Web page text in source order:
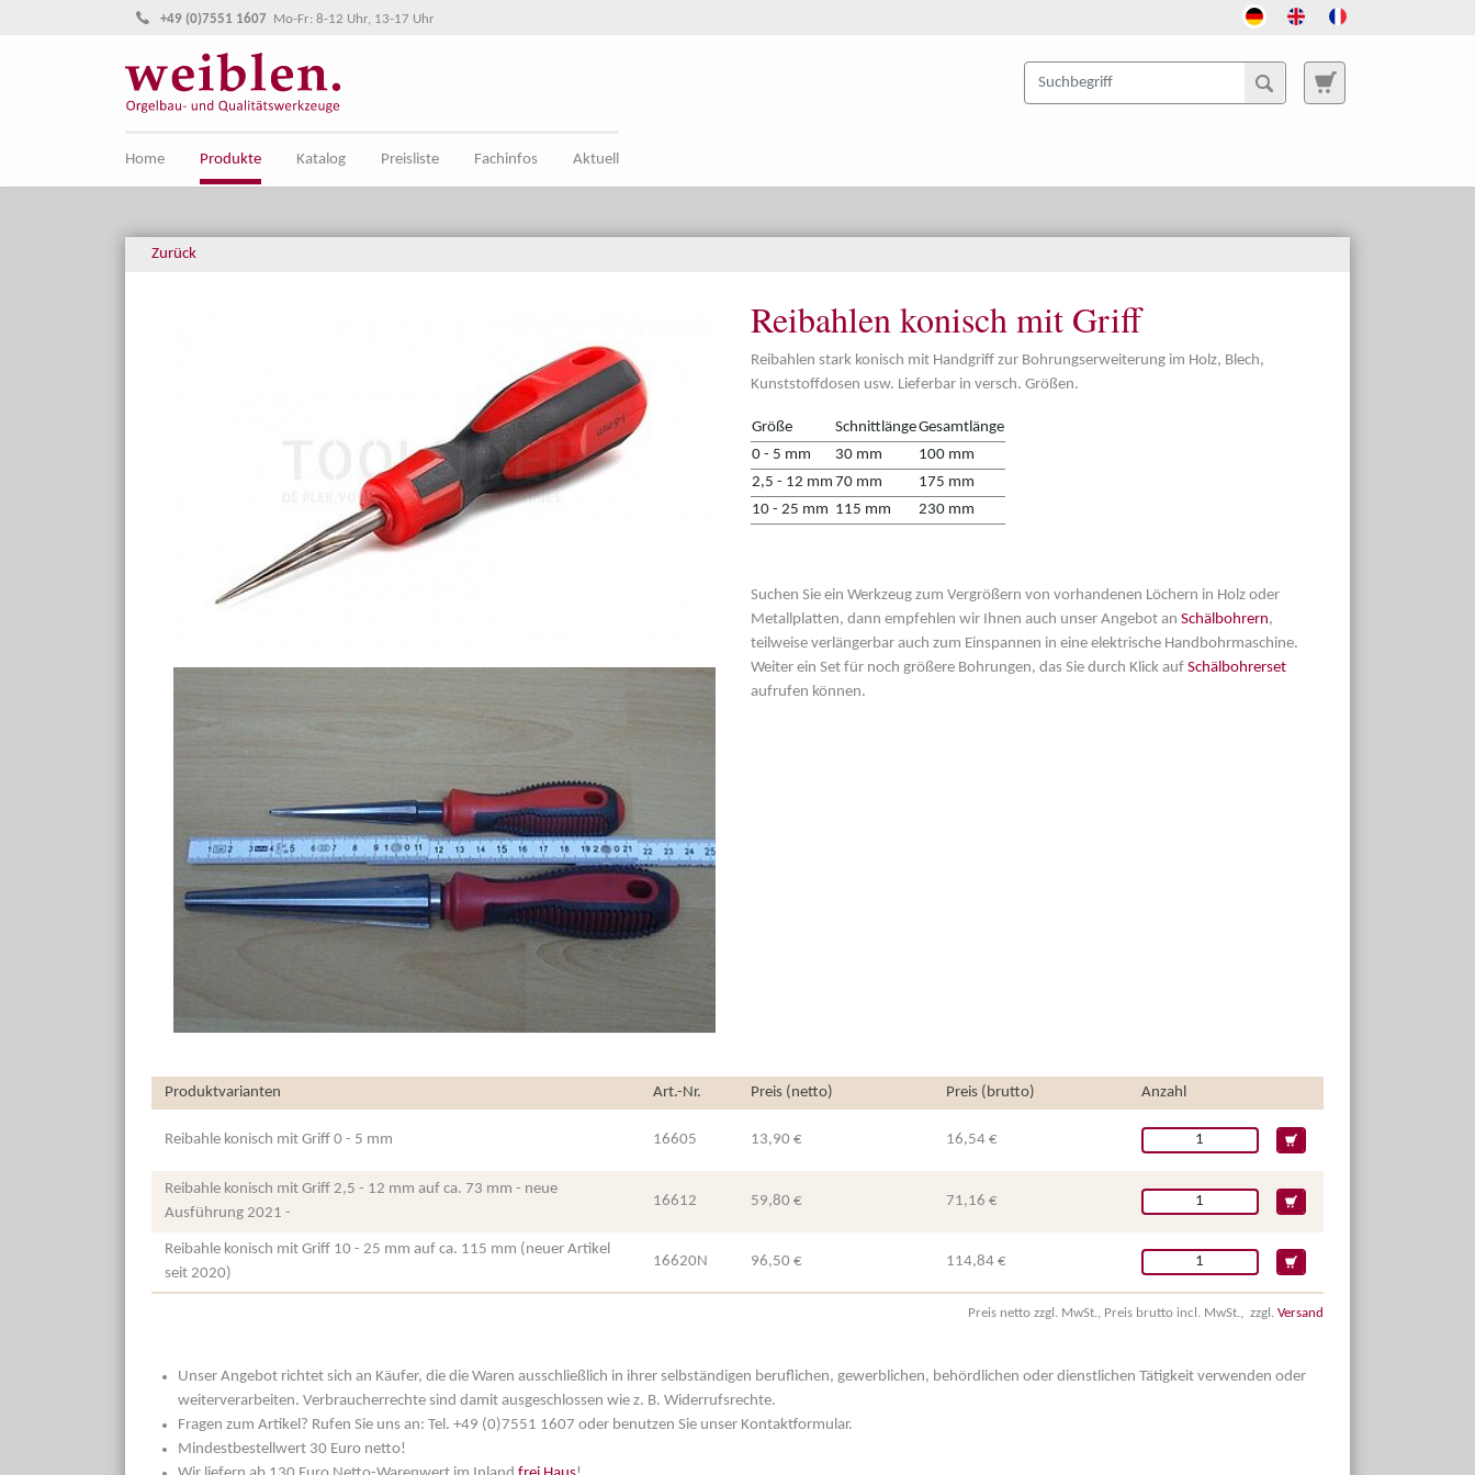
Direkt zur Hauptnavigation springen
Direkt zum Inhalt springen
+49 (0)7551 1607 Mo-Fr: 8-12 Uhr, 13-17 Uhr
Home Produkte Katalog Preisliste Fachinfos Aktuell
Zurück
Reibahlen konisch mit Griff
Reibahlen stark konisch mit Handgriff zur Bohrungserweiterung im Holz, Blech,
Kunststoffdosen usw. Lieferbar in versch. Größen.
Größe SchnittlängeGesamtlänge
0 - 5 mm
30 mm
100 mm
2,5 - 12 mm 70 mm
175 mm
10 - 25 mm 115 mm 230 mm
Suchen Sie ein Werkzeug zum Vergrößern von vorhandenen Löchern in Holz oder
Metallplatten, dann empfehlen wir Ihnen auch unser Angebot an Schälbohrern,
teilweise verlängerbar auch zum Einspannen in eine elektrische Handbohrmaschine.
Weiter ein Set für noch größere Bohrungen, das Sie durch Klick auf Schälbohrerset
aufrufen können.
Produktvarianten Art.-Nr. Preis (netto) Preis (brutto) Anzahl
Reibahle konisch mit Griff 0 - 5 mm 16605 13,90 € 16,54 €
Reibahle konisch mit Griff 2,5 - 12 mm auf ca. 73 mm - neue
Ausführung 2021 -
16612 59,80 € 71,16 €
Reibahle konisch mit Griff 10 - 25 mm auf ca. 115 mm (neuer Artikel
seit 2020)
16620N 96,50 € 114,84 €
Preis netto zzgl. MwSt., Preis brutto incl. MwSt., zzgl. Versand
Unser Angebot richtet sich an Käufer, die die Waren ausschließlich in ihrer selbständigen beruflichen, gewerblichen, behördlichen oder dienstlichen Tätigkeit verwenden oder
weiterverarbeiten. Verbraucherrechte sind damit ausgeschlossen wie z. B. Widerrufsrechte.
Fragen zum Artikel? Rufen Sie uns an: Tel. +49 (0)7551 1607 oder benutzen Sie unser Kontaktformular.
Mindestbestellwert 30 Euro netto!